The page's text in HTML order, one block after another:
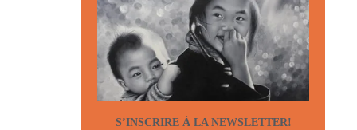
S’INSCRIRE À LA NEWSLETTER!